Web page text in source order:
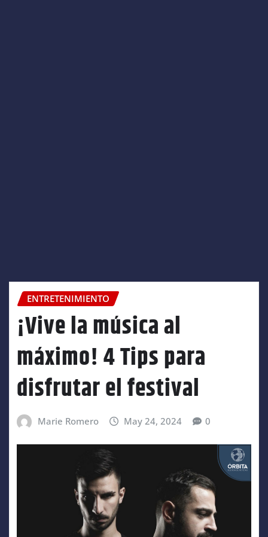
ENTRETENIMIENTO
¡Vive la música al
máximo! 4 Tips para
disfrutar el festival
Marie Romero May 24, 2024 0